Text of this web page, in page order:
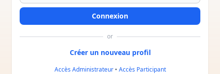
or
Accès Administrateur• Accès Participant